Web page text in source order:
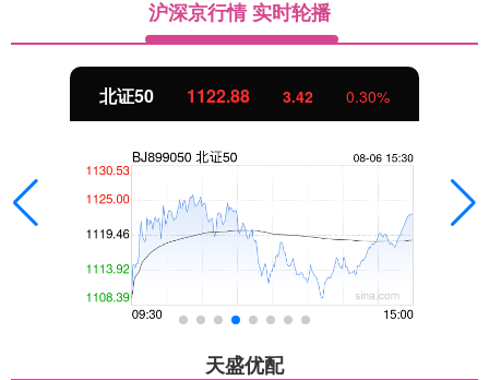
沪深京行情 实时轮播
北证50 1122.88 3.42 0.30%
天盛优配